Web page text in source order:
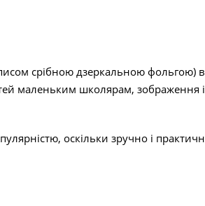
срібною дзеркальною фольгою)
маленьким школярам, ​​зображення
оскільки зручно і